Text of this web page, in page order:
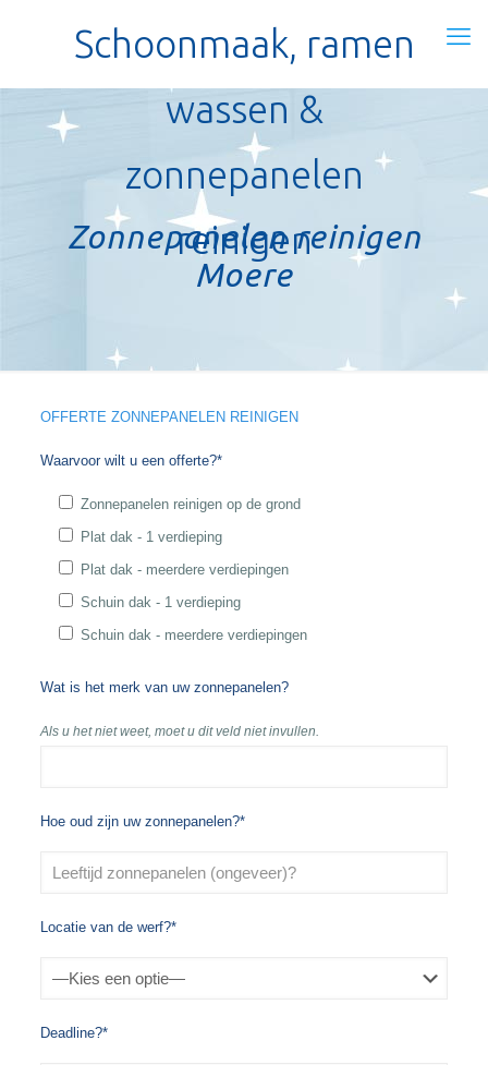
Schoonmaak, ramen
wassen &
zonnepanelen
reinigen
Zonnepanelen reinigen
Moere
OFFERTE ZONNEPANELEN REINIGEN
Waarvoor wilt u een offerte?*
Zonnepanelen reinigen op de grond
Plat dak - 1 verdieping
Plat dak - meerdere verdiepingen
Schuin dak - 1 verdieping
Schuin dak - meerdere verdiepingen
Wat is het merk van uw zonnepanelen?
Als u het niet weet, moet u dit veld niet invullen.
Hoe oud zijn uw zonnepanelen?*
Locatie van de werf?*
Deadline?*